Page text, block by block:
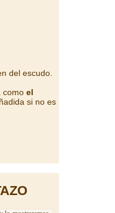
del escudo.
como el
si no es